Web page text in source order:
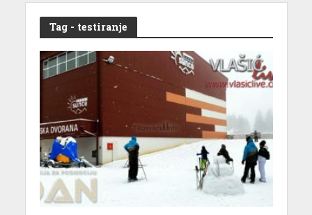
Tag - testiranje